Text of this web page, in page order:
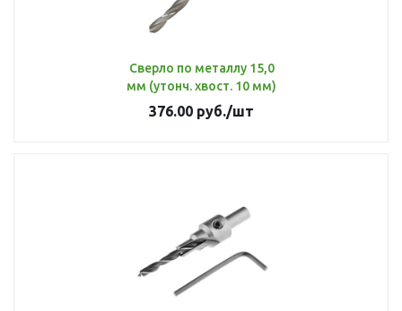
Сверло по металлу 15,0
мм (утонч. хвост. 10 мм)
376.00 руб./шт